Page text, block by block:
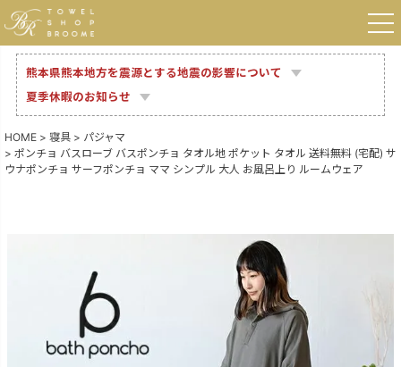
熊本県熊本地方を震源とする地震の影響について
夏季休暇のお知らせ
HOME 寝具
パジャマ
ポンチョ バスローブ バスポンチョ タオル地 ポケット タオル 送料無料 (宅配) サ
ウナポンチョ サーフポンチョ ママ シンプル 大人 お風呂上り ルームウェア